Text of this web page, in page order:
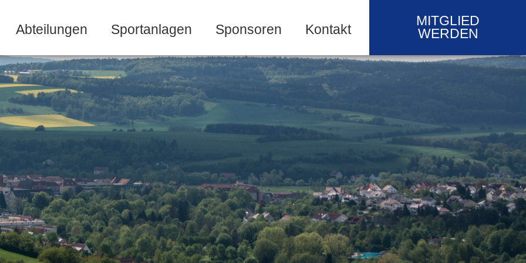
Abteilungen Sportanlagen Sponsoren Kontakt
MITGLIED
WERDEN